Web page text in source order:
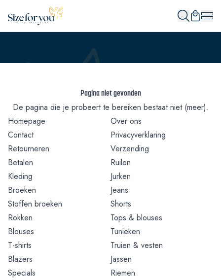
Pagina niet gevonden
De pagina die je probeert te bereiken bestaat niet (meer).
Homepage
Over ons
Contact
Privacyverklaring
Retourneren
Verzending
Betalen
Ruilen
Kleding
Jurken
Broeken
Jeans
Stoffen broeken
Shorts
Rokken
Tops & blouses
Blouses
Tunieken
T-shirts
Truien & vesten
Blazers
Jassen
Specials
Riemen